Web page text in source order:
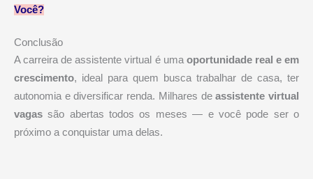
Você?
Conclusão
A carreira de assistente virtual é umaoportunidade real e em
crescimento, ideal para quem busca trabalhar de casa, ter
autonomia e diversificar renda. Milhares deassistente virtual
vagas são abertas todos os meses — e você pode ser o
próximo a conquistar uma delas.